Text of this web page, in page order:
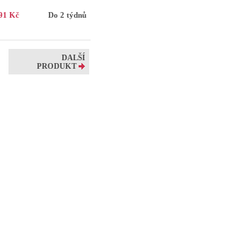
Kč Do 2 týdnů
DALŠÍ
PRODUKT